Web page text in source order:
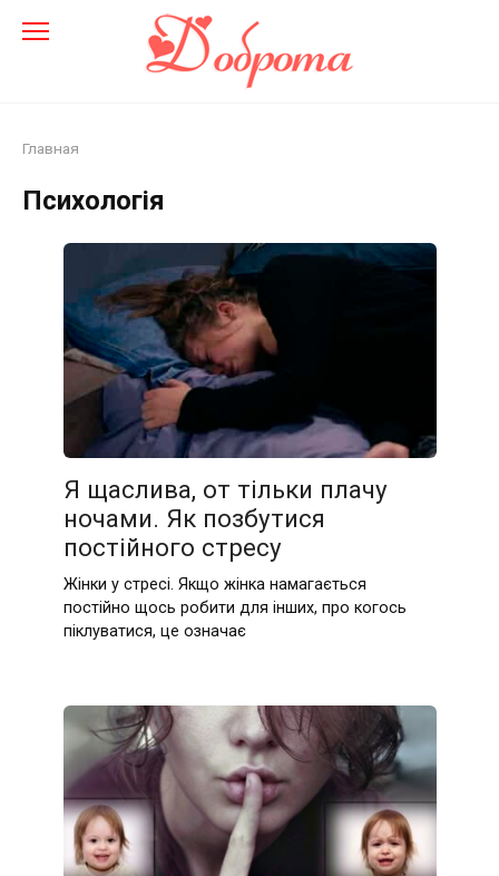
Главная
Психологія
Я щаслива, от тільки плачу
ночами. Як позбутися
постійного стресу
Жінки у стресі. Якщо жінка намагається
постійно щось робити для інших, про когось
піклуватися, це означає